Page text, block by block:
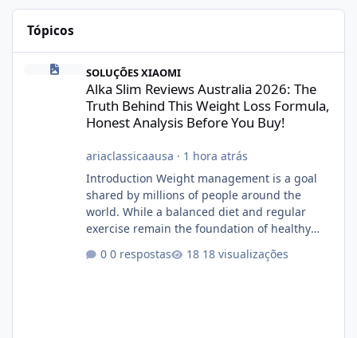
Tópicos
Alka Slim Reviews Australia 2026: The Truth Behind This
SOLUÇÕES XIAOMI
Alka Slim Reviews Australia 2026: The
Truth Behind This Weight Loss Formula,
Honest Analysis Before You Buy!
ariaclassicaausa · 1 hora atrás
Introduction Weight management is a goal
shared by millions of people around the
world. While a balanced diet and regular
exercise remain the foundation of healthy
dietary supplements for additional support.
0 respostas 18 visualizações